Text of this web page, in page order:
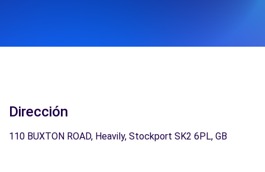
Dirección
110 BUXTON ROAD, Heavily, Stockport SK2 6PL, GB